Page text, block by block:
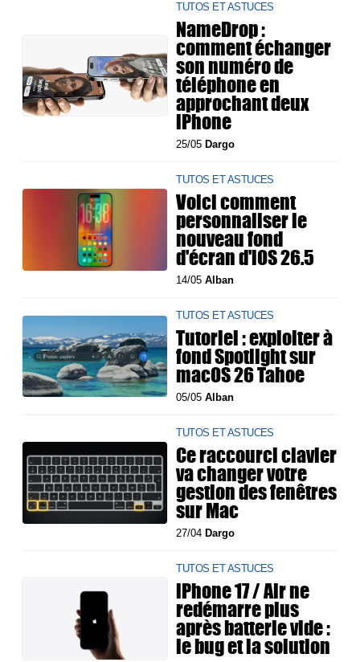
TUTOS ET ASTUCES
NameDrop :
comment échanger
son numéro de
téléphone en
approchant deux
iPhone
25/05 Dargo
TUTOS ET ASTUCES
Voici comment
personnaliser le
nouveau fond
d'écran d'iOS 26.5
14/05Alban
TUTOS ET ASTUCES
Tutoriel : exploiter à
fond Spotlight sur
macOS 26 Tahoe
05/05Alban
TUTOS ET ASTUCES
Ce raccourci clavier
va changer votre
gestion des fenêtres
sur Mac
27/04 Dargo
TUTOS ET ASTUCES
iPhone 17 / Air ne
redémarre plus
après batterie vide :
le bug et la solution